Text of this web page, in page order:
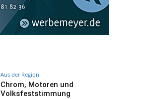
Aus der Region
Chrom, Motoren und
Volksfeststimmung